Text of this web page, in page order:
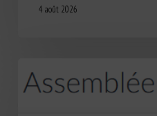
4 août 2026